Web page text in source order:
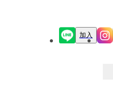
加入